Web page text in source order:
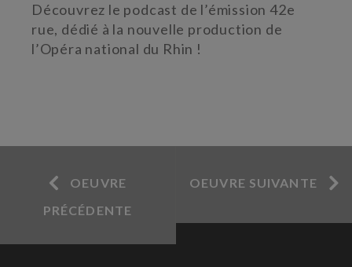
Découvrez le podcast de l’émission 42e
rue, dédié à la nouvelle production de
l’Opéra national du Rhin !
OEUVRE
PRÉCÉDENTE
OEUVRE SUIVANTE